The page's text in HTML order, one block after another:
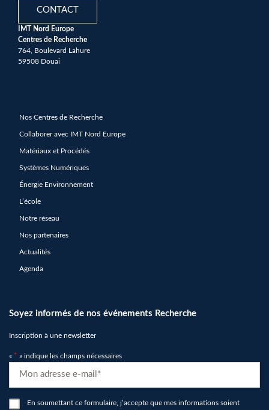
CONTACT
IMT Nord Europe
Centres de Recherche
764, Boulevard Lahure
59508 Douai
Nos Centres de Recherche
Collaborer avec IMT Nord Europe
Matériaux et Procédés
Systèmes Numériques
Énergie Environnement
L’école
Notre réseau
Nos partenaires
Actualités
Agenda
Soyez informés de nos événements Recherche
Inscription à une newsletter
« * » indique les champs nécessaires
*
RGPDEn soumettant ce formulaire, j’accepte que mes informations soient